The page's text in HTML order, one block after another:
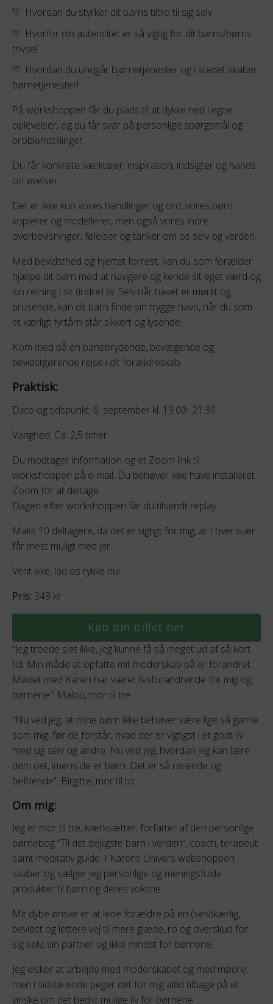
Hvordan du styrker dit barns tiltro til sig selv
Hvorfor din autencitet er så vigtig for dit barns/børns
trivsel
Hvordan du undgår bjørnetjenester og i stedet skaber
børnetjenester!
På workshoppen får du plads til at dykke ned i egne
oplevelser, og du får svar på personlige spørgsmål og
problemstillinger.
Du får konkrete værktøjer, inspiration, indsigter og hands
on øvelser.
Det er ikke kun vores handlinger og ord, vores børn
kopierer og modellerer, men også vores indre
overbevisninger, følelser og tanker om os selv og verden.
Med bevidsthed og hjertet forrest, kan du som forælder
hjælpe dit barn med at navigere og kende sit eget værd og
sin retning i sit (indre) liv. Selv når havet er mørkt og
brusende, kan dit barn finde sin trygge havn, når du som
et kærligt fyrtårn står sikkert og lysende.
Kom med på en banebrydende, bevægende og
bevidstgørende rejse i dit forældreskab.
Praktisk:
Dato og tidspunkt: 6. september kl. 19.00- 21.30.
Varighed: Ca. 2,5 timer.
Du modtager information og et Zoom link til
workshoppen på e-mail. Du behøver ikke have installeret
Zoom for at deltage.
Dagen efter workshoppen får du tilsendt replay.
Maks 10 deltagere, da det er vigtigt for mig, at I hver især
får mest muligt med jer.
Vent ikke, lad os rykke nu!
Pris: 349 kr.
Køb din billet her
“Jeg troede slet ikke, jeg kunne få så meget ud af så kort
tid. Min måde at opfatte mit moderskab på er forandret.
Mødet med Karen har været livsforandrende for mig og
børnene.” Malou, mor til tre.
“Nu ved jeg, at mine børn ikke behøver være lige så gamle
som mig, før de forstår, hvad der er vigtigst i et godt liv
med sig selv og andre. Nu ved jeg, hvordan jeg kan lære
dem det, imens de er børn. Det er så rørende og
befriende”. Birgitte, mor til to.
Om mig:
Jeg er mor til tre, iværksætter, forfatter af den personlige
børnebog “Til det dejligste barn i verden”, coach, terapeut
samt meditativ guide. I Karens Univers webshoppen
skaber og sælger jeg personlige og meningsfulde
produkter til børn og deres voksne.
Mit dybe ønske er at lede forældre på en (selv)kærlig,
bevidst og lettere vej til mere glæde, ro og overskud for
sig selv, sin partner og ikke mindst for børnene.
Jeg elsker at arbejde med moderskabet og med mødre,
men i sidste ende peger det for mig altid tilbage på et
ønske om det bedst mulige liv for børnene.